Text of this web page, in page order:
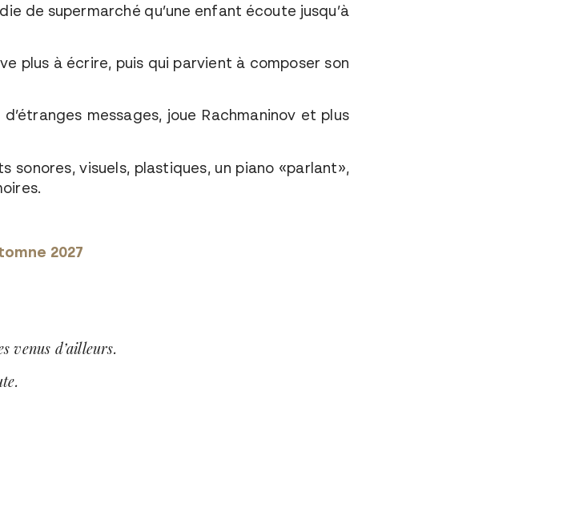
de supermarché qu’une enfant écoute jusqu’à
plus à écrire, puis qui parvient à composer son
messages, joue Rachmaninov et plus
sonores, visuels, plastiques, un piano «parlant»,
2027
venus d’ailleurs.